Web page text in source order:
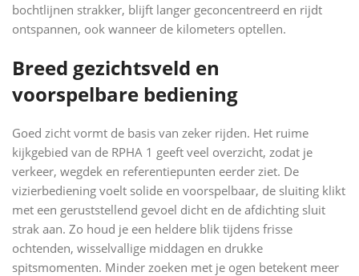
bochtlijnen strakker, blijft langer geconcentreerd en rijdt
ontspannen, ook wanneer de kilometers optellen.
Breed gezichtsveld en
voorspelbare bediening
Goed zicht vormt de basis van zeker rijden. Het ruime
kijkgebied van de RPHA 1 geeft veel overzicht, zodat je
verkeer, wegdek en referentiepunten eerder ziet. De
vizierbediening voelt solide en voorspelbaar, de sluiting klikt
met een geruststellend gevoel dicht en de afdichting sluit
strak aan. Zo houd je een heldere blik tijdens frisse
ochtenden, wisselvallige middagen en drukke
spitsmomenten. Minder zoeken met je ogen betekent meer